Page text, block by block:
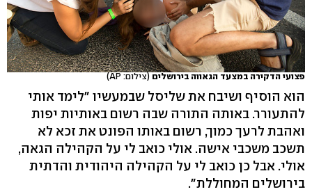
פצועי הדקירה במצעד הגאווה בירושלים (צילום: AP)
הוא הוסיף ושיבח את שליסל שבמעשיו "לימד אותי
להתעורר. באותה התורה שבה רשום באותיות יפות
ואהבת לרעך כמוך, רשום באותו הפונט את זכא לא
תשכב משכבי אישה. אולי כואב לי על הקהילה הגאה,
אולי. אבל כן כואב לי על הקהילה היהודית והדתית
בירושלים המחוללת".